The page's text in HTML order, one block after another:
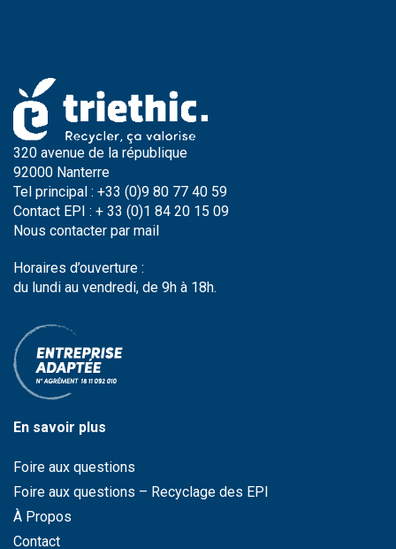
320 avenue de la république
92000 Nanterre
Tel principal : +33 (0)9 80 77 40 59
Contact EPI : + 33 (0)1 84 20 15 09
Nous contacter par mail
Horaires d’ouverture :
du lundi au vendredi, de 9h à 18h.
En savoir plus
Foire aux questions
Foire aux questions – Recyclage des EPI
À Propos
Contact